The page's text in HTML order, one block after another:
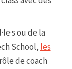
ou de la
School, les
de coach